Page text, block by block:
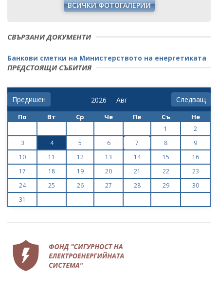
ВСИЧКИ ФОТОГАЛЕРИИ
СВЪРЗАНИ ДОКУМЕНТИ
Банкови сметки на Министерството на енергетиката
ПРЕДСТОЯЩИ СЪБИТИЯ
Предишен Следващ
По Вт Ср Че Пе Съ Не
1
2
3
4 5 6 7 8
9
10
11 12 13 14 15
16
17
18 19 20 21 22
23
24
25 26 27 28 29
30
31